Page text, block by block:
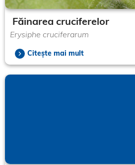
Făinarea cruciferelor
Erysiphe cruciferarum
Citește mai mult